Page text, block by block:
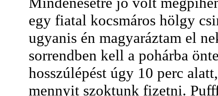
egy fiatal kocsmáros hölgy
ugyanis én magyaráztam el
sorrendben kell a pohárba
hosszúlépést úgy 10 perc
mennyit szoktunk fizetni.